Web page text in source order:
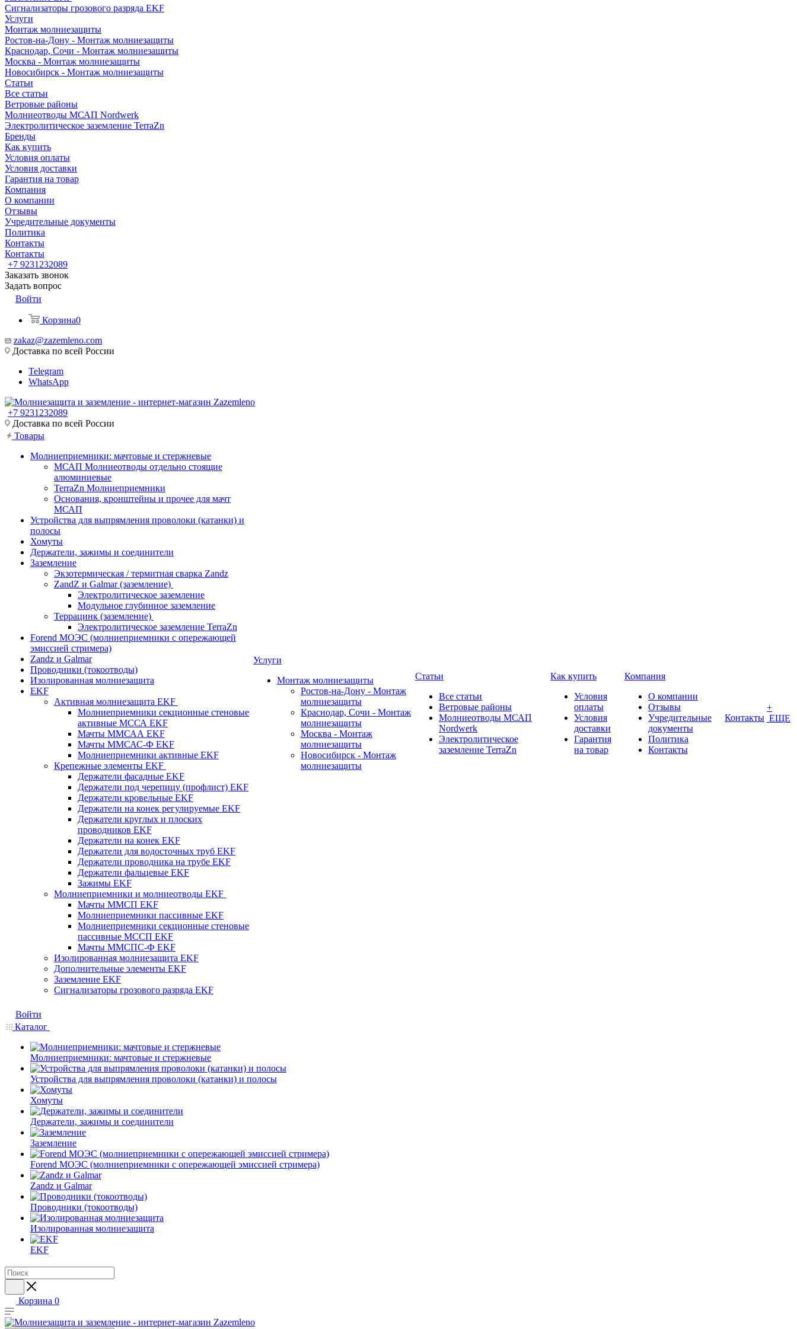
Сигнализаторы грозового разряда EKF
Услуги
Монтаж молниезащиты
Ростов-на-Дону - Монтаж молниезащиты
Краснодар, Сочи - Монтаж молниезащиты
Москва - Монтаж молниезащиты
Новосибирск - Монтаж молниезащиты
Статьи
Все статьи
Ветровые районы
Молниеотводы МСАП Nordwerk
Электролитическое заземление TerraZn
Бренды
Как купить
Условия оплаты
Условия доставки
Гарантия на товар
Компания
О компании
Отзывы
Учредительные документы
Политика
Контакты
Контакты
+7 9231232089
Заказать звонок
Задать вопрос
Войти
Корзина0
zakaz@zazemleno.com
Доставка по всей России
Telegram
WhatsApp
+7 9231232089
Доставка по всей России
Товары
Молниеприемники: мачтовые и стержневые
МСАП Молниеотводы отдельно стоящие
алюминиевые
TerraZn Молниеприемники
Основания, кронштейны и прочее для мачт
МСАП
Устройства для выпрямления проволоки (катанки) и
полосы
Хомуты
Держатели, зажимы и соединители
Заземление
Экзотермическая / термитная сварка Zandz
ZandZ и Galmar (заземление)
Электролитическое заземление
Модульное глубинное заземление
Террацинк (заземление)
Электролитическое заземление TerraZn
Forend МОЭС (молниеприемники с опережающей
эмиссией стримера)
Zandz и Galmar
Проводники (токоотводы)
Изолированная молниезащита
EKF
Активная молниезащита EKF
Молниеприемники секционные стеновые
активные МССА EKF
Мачты ММСАА EKF
Мачты ММСАС-Ф EKF
Молниеприемники активные EKF
Крепежные элементы EKF
Держатели фасадные EKF
Держатели под черепицу (профлист) EKF
Держатели кровельные EKF
Держатели на конек регулируемые EKF
Держатели круглых и плоских
проводников EKF
Держатели на конек EKF
Держатели для водосточных труб EKF
Держатели проводника на трубе EKF
Держатели фальцевые EKF
Зажимы EKF
Молниеприемники и молниеотводы EKF
Мачты ММСП EKF
Молниеприемники пассивные EKF
Молниеприемники секционные стеновые
пассивные МССП EKF
Мачты ММСПС-Ф EKF
Изолированная молниезащита EKF
Дополнительные элементы EKF
Заземление EKF
Сигнализаторы грозового разряда EKF
Услуги
Монтаж молниезащиты
Ростов-на-Дону - Монтаж
молниезащиты
Краснодар, Сочи - Монтаж
молниезащиты
Москва - Монтаж
молниезащиты
Новосибирск - Монтаж
молниезащиты
Статьи
Все статьи
Ветровые районы
Молниеотводы МСАП
Nordwerk
Электролитическое
заземление TerraZn
Как купить
Условия
оплаты
Условия
доставки
Гарантия
на товар
Компания
О компании
Отзывы
Учредительные
документы
Политика
Контакты
Контакты
+
ЕЩЕ
Войти
Каталог
Молниеприемники: мачтовые и стержневые
Устройства для выпрямления проволоки (катанки) и полосы
Хомуты
Держатели, зажимы и соединители
Заземление
Forend МОЭС (молниеприемники с опережающей эмиссией стримера)
Zandz и Galmar
Проводники (токоотводы)
Изолированная молниезащита
EKF
Корзина 0